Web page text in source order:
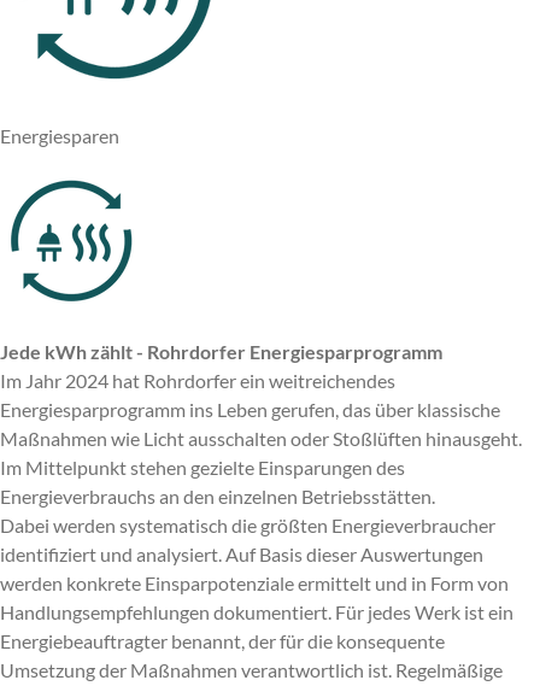
Energiesparen
Jede kWh zählt - Rohrdorfer Energiesparprogramm
Im Jahr 2024 hat Rohrdorfer ein weitreichendes
Energiesparprogramm ins Leben gerufen, das über klassische
Maßnahmen wie Licht ausschalten oder Stoßlüften hinausgeht.
Im Mittelpunkt stehen gezielte Einsparungen des
Energieverbrauchs an den einzelnen Betriebsstätten.
Dabei werden systematisch die größten Energieverbraucher
identifiziert und analysiert. Auf Basis dieser Auswertungen
werden konkrete Einsparpotenziale ermittelt und in Form von
Handlungsempfehlungen dokumentiert. Für jedes Werk ist ein
Energiebeauftragter benannt, der für die konsequente
Umsetzung der Maßnahmen verantwortlich ist. Regelmäßige